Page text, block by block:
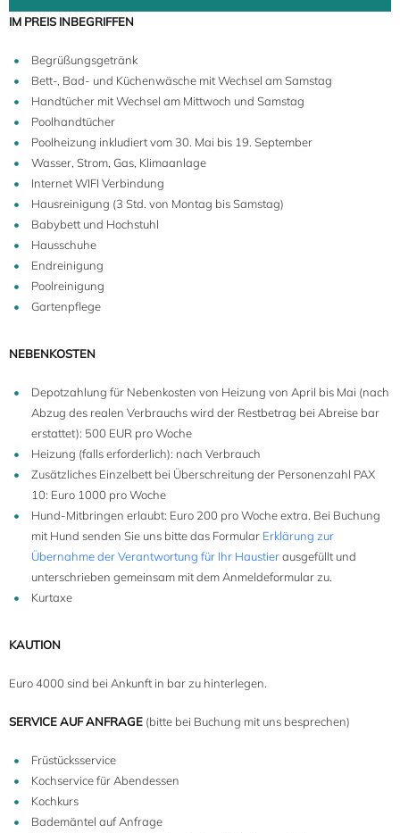
IM PREIS INBEGRIFFEN
Begrüßungsgetränk
Bett-, Bad- und Küchenwäsche mit Wechsel am Samstag
Handtücher mit Wechsel am Mittwoch und Samstag
Poolhandtücher
Poolheizung inkludiert vom 30. Mai bis 19. September
Wasser, Strom, Gas, Klimaanlage
Internet WIFI Verbindung
Hausreinigung (3 Std. von Montag bis Samstag)
Babybett und Hochstuhl
Hausschuhe
Endreinigung
Poolreinigung
Gartenpflege
NEBENKOSTEN
Depotzahlung für Nebenkosten von Heizung von April bis Mai (nach
Abzug des realen Verbrauchs wird der Restbetrag bei Abreise bar
erstattet): 500 EUR pro Woche
Heizung (falls erforderlich): nach Verbrauch
Zusätzliches Einzelbett bei Überschreitung der Personenzahl PAX
10: Euro 1000 pro Woche
Hund-Mitbringen erlaubt: Euro 200 pro Woche extra. Bei Buchung
mit Hund senden Sie uns bitte das Formular Erklärung zur
Übernahme der Verantwortung für Ihr Haustierausgefüllt und
unterschrieben gemeinsam mit dem Anmeldeformular zu.
Kurtaxe
KAUTION
Euro 4000 sind bei Ankunft in bar zu hinterlegen.
SERVICE AUF ANFRAGE (bitte bei Buchung mit uns besprechen)
Früstücksservice
Kochservice für Abendessen
Kochkurs
Bademäntel auf Anfrage